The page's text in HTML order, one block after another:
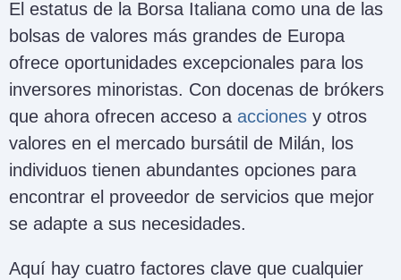
El estatus de la Borsa Italiana como una de las
bolsas de valores más grandes de Europa
ofrece oportunidades excepcionales para los
inversores minoristas. Con docenas de brókers
que ahora ofrecen acceso a acciones y otros
valores en el mercado bursátil de Milán, los
individuos tienen abundantes opciones para
encontrar el proveedor de servicios que mejor
se adapte a sus necesidades.
Aquí hay cuatro factores clave que cualquier